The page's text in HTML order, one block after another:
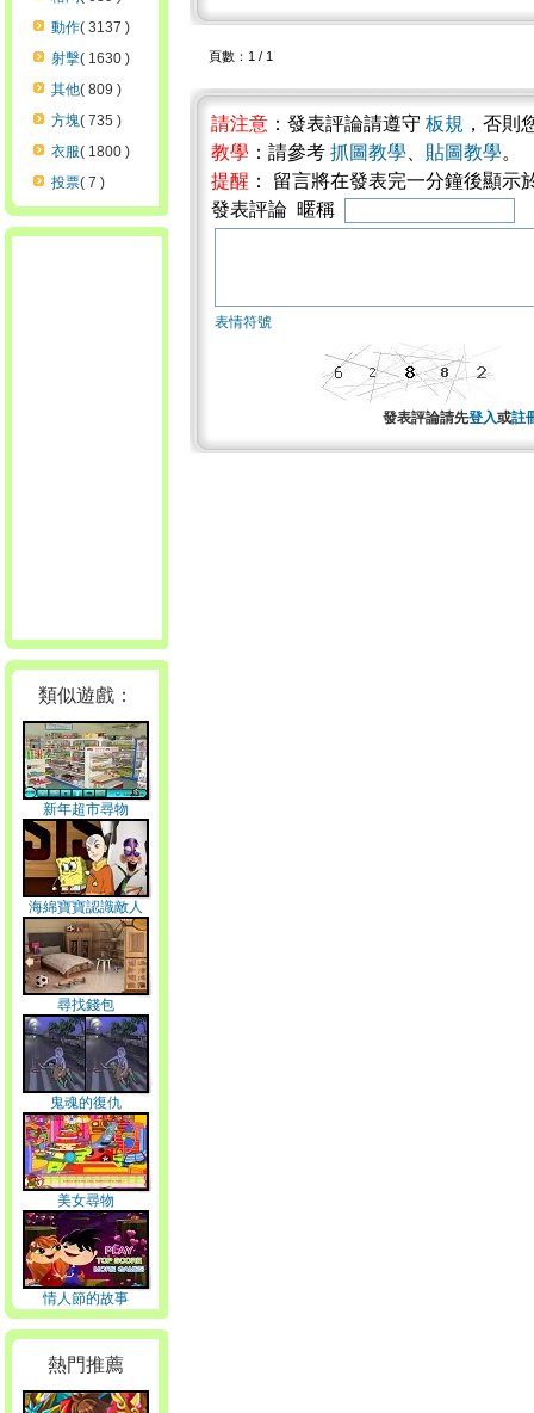
動作( 3137 )
射擊( 1630 )
其他( 809 )
方塊( 735 )
衣服( 1800 )
投票( 7 )
類似遊戲：
新年超市尋物
海綿寶寶認識敵人
尋找錢包
鬼魂的復仇
美女尋物
情人節的故事
熱門推薦
頁數：1 / 1
請注意 ：發表評論請遵守 板規 ，否則
教學 ：請參考 抓圖教學 貼圖教學。
提醒 ： 留言將在發表完一分鐘後顯
發表評論 暱稱
表情符號
發表評論請先登入或註